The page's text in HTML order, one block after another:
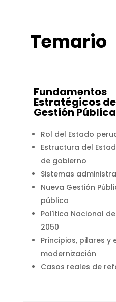
Temario
Fundamentos
Estratégicos
Gestión
Rol del Estado
Estructura del
de gobierno
Sistemas
Nueva Gestión
pública
Política Nacional
2050
Principios, pilares y
modernización
Casos reales de